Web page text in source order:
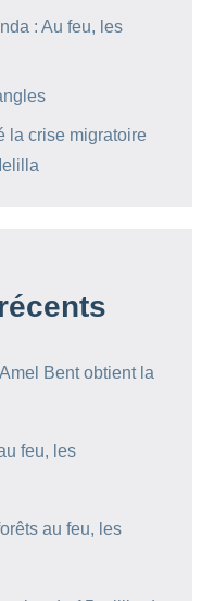
: Au feu, les
la crise migratoire
Bent obtient la
feu, les
au feu, les